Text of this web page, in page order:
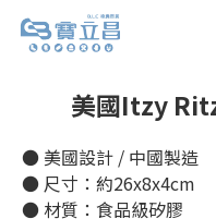
美國Itzy
● 美國設計 / 中國製造
● 尺寸：約26x8x4cm
● 材質：食品級矽膠